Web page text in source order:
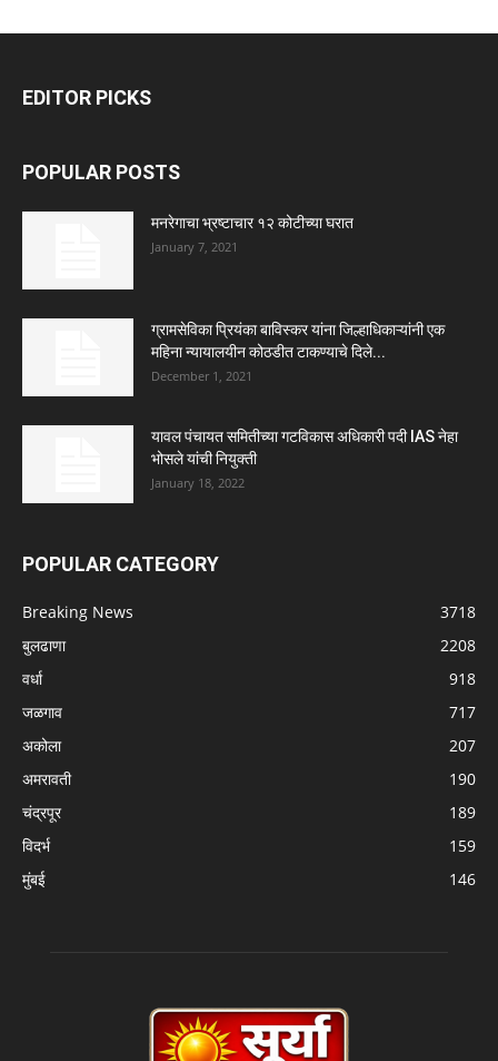
EDITOR PICKS
POPULAR POSTS
मनरेगाचा भ्रष्टाचार १२ कोटीच्या घरात
January 7, 2021
ग्रामसेविका प्रियंका बाविस्कर यांना जिल्हाधिकाऱ्यांनी एक
महिना न्यायालयीन कोठडीत टाकण्याचे दिले...
December 1, 2021
यावल पंचायत समितीच्या गटविकास अधिकारी पदी IAS नेहा
भोसले यांची नियुक्ती
January 18, 2022
POPULAR CATEGORY
Breaking News
3718
बुलढाणा
2208
वर्धा
918
जळगाव
717
अकोला
207
अमरावती
190
चंद्रपूर
189
विदर्भ
159
मुंबई
146